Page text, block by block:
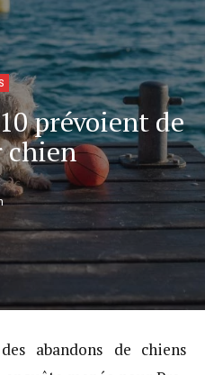
prévoient de
chien
abandons de chiens